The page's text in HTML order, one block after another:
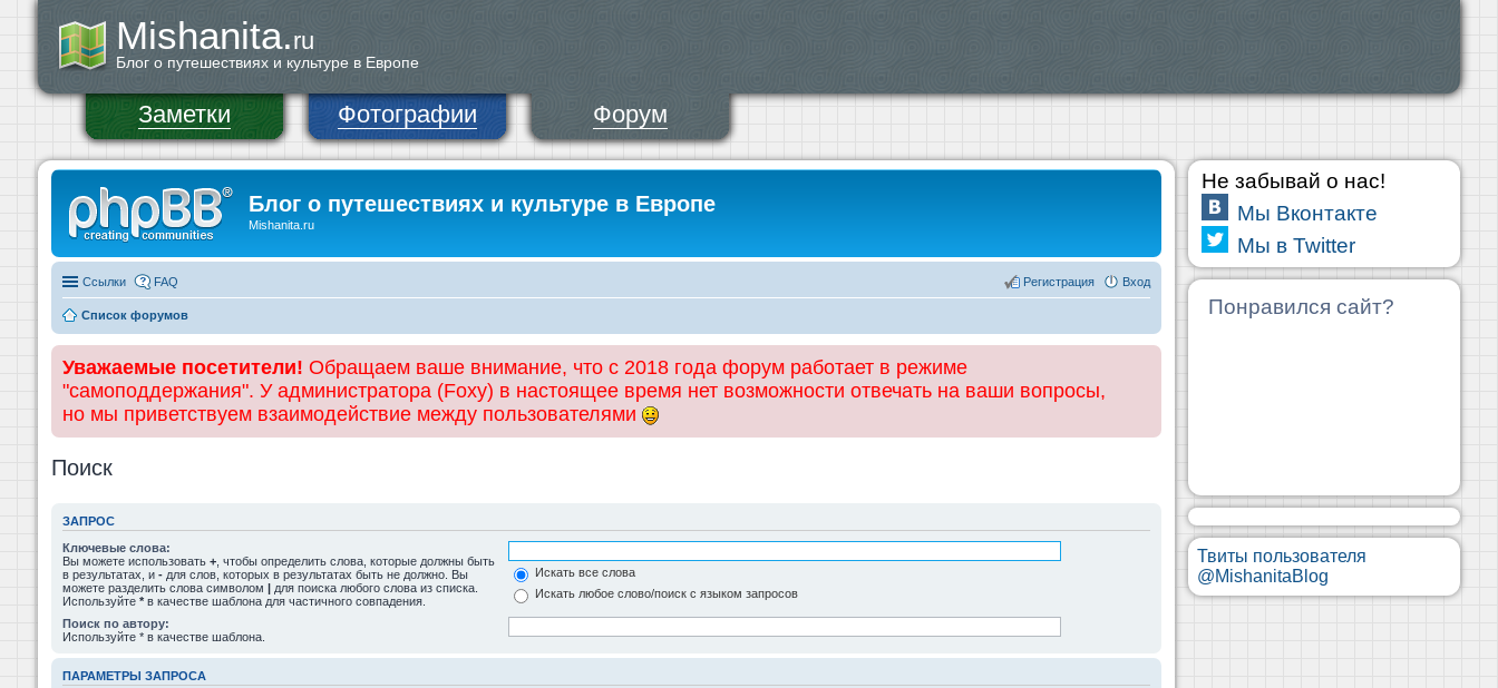
Mishanita.ru
Блог о путешествиях и культуре в Европе
Заметки Фотографии Форум
Блог о путешествиях и культуре в Европе
Mishanita.ru
Ссылки FAQ Вход
Регистрация
Список форумов
Уважаемые посетители! Обращаем ваше внимание, что с 2018 года форум работает в режиме
"самоподдержания". У администратора (Foxy) в настоящее время нет возможности отвечать на ваши вопросы,
но мы приветствуем взаимодействие между пользователями
Поиск
ЗАПРОС
Ключевые слова:
Вы можете использовать + , чтобы определить слова, которые должны быть
в результатах, и - для слов, которых в результатах быть не должно. Вы
можете разделить слова символом | для поиска любого слова из списка.
Используйте * в качестве шаблона для частичного совпадения.
Искать все слова
Искать любое слово/поиск с языком запросов
Поиск по автору:
Используйте * в качестве шаблона.
ПАРАМЕТРЫ ЗАПРОСА
Не забывай о нас!
Мы Вконтакте
Мы в Twitter
Понравился сайт?
Твиты пользователя
@MishanitaBlog